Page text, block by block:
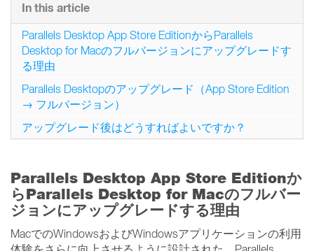
Parallels Desktop App Store Editionか
らParallels Desktop for Macのフルバー
ジョンにアップグレードする理由
MacでのWindowsおよびWindowsアプリケーションの利用
In this article
Parallels Desktop App Store EditionからParallels
Desktop for Macのフルバージョンにアップグレードす
る理由
Parallels Desktopのアップグレード（App Store Edition
→ フルバージョン）
アップグレード後はどうすればよいですか？